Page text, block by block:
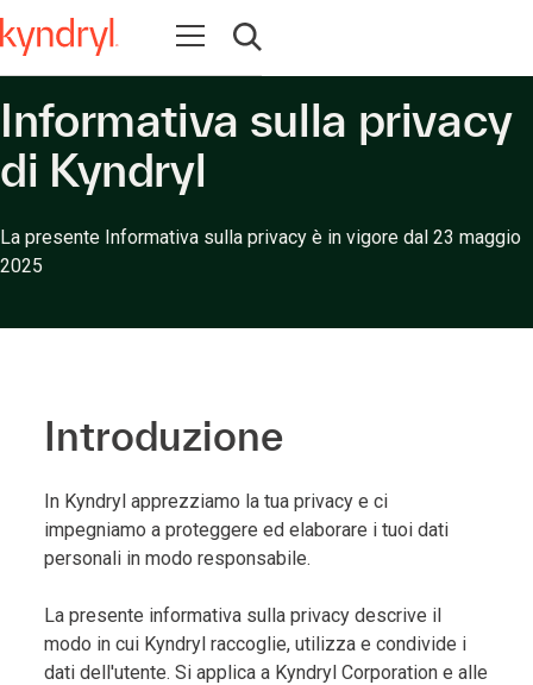
Apri la navigazione
Apri ricerca
Informativa sulla privacy
di Kyndryl
La presente Informativa sulla privacy è in vigore dal 23 maggio
2025
Introduzione
In Kyndryl apprezziamo la tua privacy e ci
impegniamo a proteggere ed elaborare i tuoi dati
personali in modo responsabile.
La presente informativa sulla privacy descrive il
modo in cui Kyndryl raccoglie, utilizza e condivide i
dati dell'utente. Si applica a Kyndryl Corporation e alle